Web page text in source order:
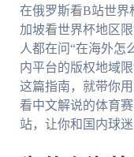
在俄罗斯看B站世界
加坡看世界杯地区
人都在问“在海外怎
内平台的版权地域
这篇指南，就带你
看中文解说的体育
站，让你和国内球迷